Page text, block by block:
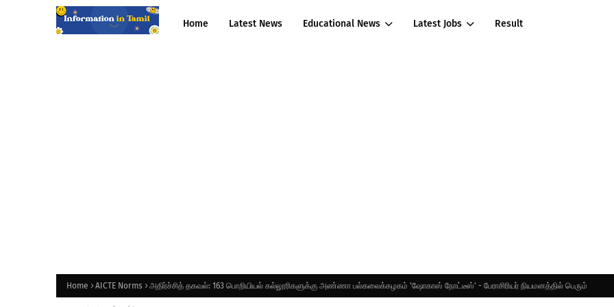
Home Latest News Educational News Latest Jobs Result
Home AICTE Norms அதிர்ச்சித் தகவல்: 163 பொறியியல் கல்லூரிகளுக்கு அண்ணா பல்கலைக்கழகம் 'ஷோகாஸ் நோட்டீஸ்' - பேராசிரியர் நியமனத்தில் பெரும்